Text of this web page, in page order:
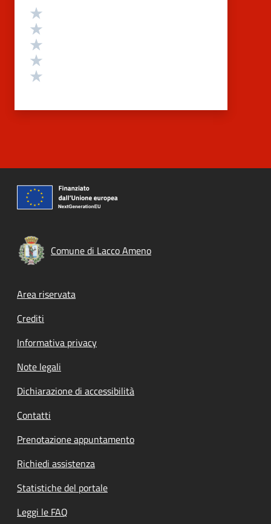
Valutazione
Comune di Lacco Ameno
Footer menu
Area riservata
Crediti
Informativa privacy
Note legali
Dichiarazione di accessibilità
Contatti
Prenotazione appuntamento
Richiedi assistenza
Statistiche del portale
Leggi le FAQ